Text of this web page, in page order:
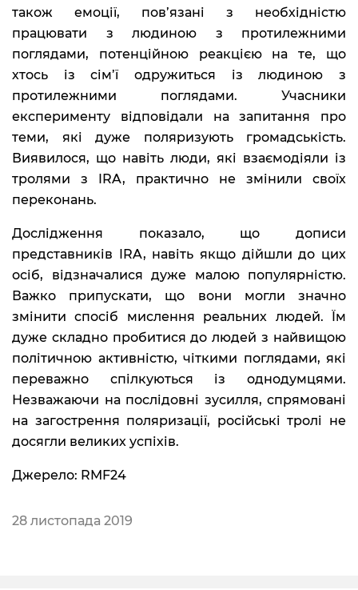
також емоції, пов’язані з необхідністю
працювати з людиною з протилежними
поглядами, потенційною реакцією на те, що
хтось із сім’ї одружиться із людиною з
протилежними поглядами. Учасники
експерименту відповідали на запитання про
теми, які дуже поляризують громадськість.
Виявилося, що навіть люди, які взаємодіяли із
тролями з IRA, практично не змінили своїх
переконань.
Дослідження показало, що дописи
представників IRA, навіть якщо дійшли до цих
осіб, відзначалися дуже малою популярністю.
Важко припускати, що вони могли значно
змінити спосіб мислення реальних людей. Їм
дуже складно пробитися до людей з найвищою
політичною активністю, чіткими поглядами, які
переважно спілкуються із однодумцями.
Незважаючи на послідовні зусилля, спрямовані
на загострення поляризації, російські тролі не
досягли великих успіхів.
Джерело: RMF24
28 листопада 2019